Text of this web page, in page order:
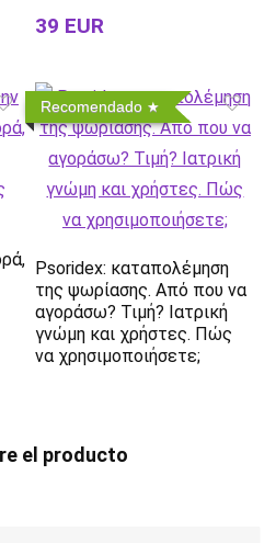
39 EUR
Recomendado
Psoridex: καταπολέμηση
της ψωρίασης. Από που να
αγοράσω? Τιμή? Ιατρική
γνώμη και χρήστες. Πώς
να χρησιμοποιήσετε;
el producto